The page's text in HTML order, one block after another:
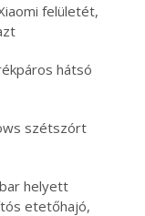
felületét,
hátsó
szétszórt
helyett
etetőhajó,